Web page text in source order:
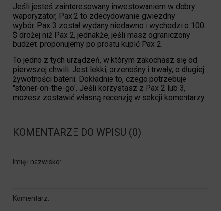
Jeśli jesteś zainteresowany inwestowaniem w dobry
waporyzator, Pax 2 to zdecydowanie gwiezdny
wybór. Pax 3 został wydany niedawno i wychodzi o 100
$ drożej niż Pax 2, jednakże, jeśli masz ograniczony
budżet, proponujemy po prostu kupić Pax 2.
To jedno z tych urządzeń, w którym zakochasz się od
pierwszej chwili. Jest lekki, przenośny i trwały, o długiej
żywotności baterii. Dokładnie to, czego potrzebuje
"stoner-on-the-go". Jeśli korzystasz z Pax 2 lub 3,
możesz zostawić własną recenzję w sekcji komentarzy.
KOMENTARZE DO WPISU (0)
Imię i nazwisko:
Komentarz: